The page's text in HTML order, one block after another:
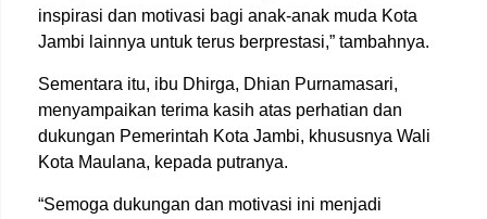
inspirasi dan motivasi bagi anak-anak muda Kota
Jambi lainnya untuk terus berprestasi,” tambahnya.
Sementara itu, ibu Dhirga, Dhian Purnamasari,
menyampaikan terima kasih atas perhatian dan
dukungan Pemerintah Kota Jambi, khususnya Wali
Kota Maulana, kepada putranya.
“Semoga dukungan dan motivasi ini menjadi